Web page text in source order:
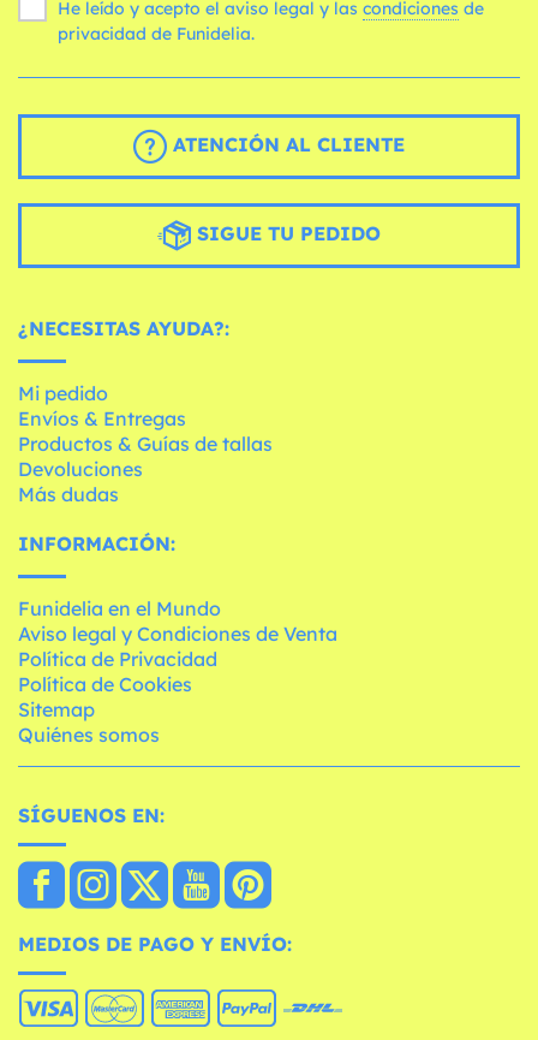
He leído y acepto el aviso legal y las condiciones
privacidad de Funidelia.
ATENCIÓN AL CLIENTE
SIGUE TU PEDIDO
¿NECESITAS AYUDA?:
Mi pedido
Envíos & Entregas
Productos & Guías de tallas
Devoluciones
Más dudas
INFORMACIÓN:
Funidelia en el Mundo
Aviso legal y Condiciones de Venta
Política de Privacidad
Política de Cookies
Sitemap
Quiénes somos
SÍGUENOS EN:
MEDIOS DE PAGO Y ENVÍO: